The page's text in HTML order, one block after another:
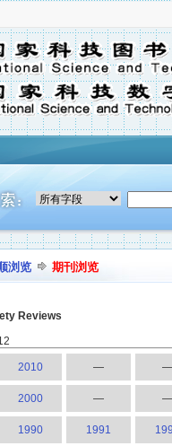
浏览 期刊浏览
Reviews
2010 — —
2000 — —
1990 1991